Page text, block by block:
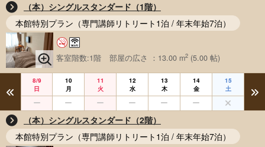
（本）シングルスタンダード（1階）
本館特別プラン（専門講師リトリート1泊 / 年末年始7泊）
客室階数:1階 部屋の広さ ：13.00 m2 (5.00 帖)
8/9
日
10
月
11
火
12
水
13
木
14
金
15
土
（本）シングルスタンダード（2階）
本館特別プラン（専門講師リトリート1泊 / 年末年始7泊）